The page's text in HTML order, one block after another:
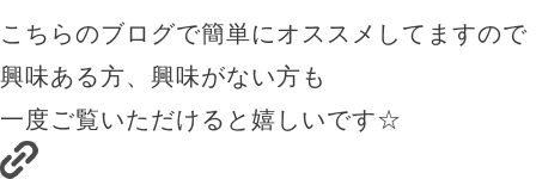
こちらのブログで簡単にオススメしてますので
興味ある方、興味がない方も
一度ご覧いただけると嬉しいです☆